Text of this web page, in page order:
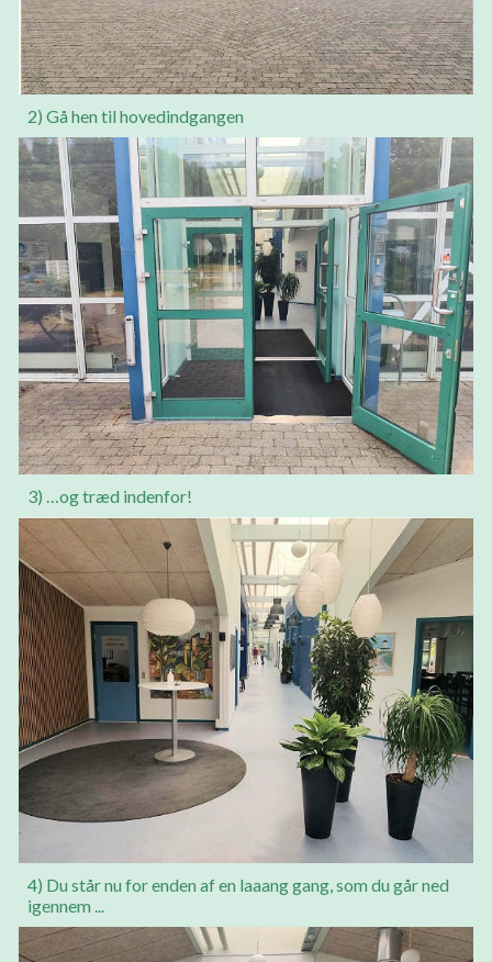
2) Gå hen til hovedindgangen
3) …og træd indenfor!
4) Du står nu for enden af en laaang gang, som du går ned
igennem ...